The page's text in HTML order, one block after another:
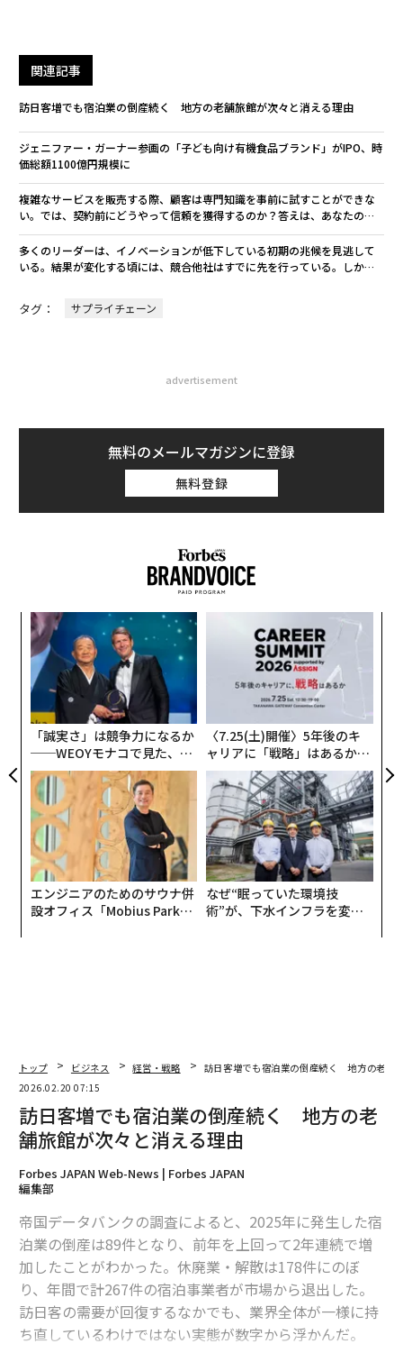
関連記事
訪日客増でも宿泊業の倒産続く 地方の老舗旅館が次々と消える理由
ジェニファー・ガーナー参画の「子ども向け有機食品ブランド」がIPO、時
価総額1100億円規模に
複雑なサービスを販売する際、顧客は専門知識を事前に試すことができな
い。では、契約前にどうやって信頼を獲得するのか？答えは、あなたの思
考プロセスを可視化することだ。その方法を解説する。
多くのリーダーは、イノベーションが低下している初期の兆候を見逃して
いる。結果が変化する頃には、競合他社はすでに先を行っている。しか
タグ： サプライチェーン
advertisement
無料のメールマガジンに登録
無料登録
「誠実さ」は競争力になるか
──WEOYモナコで見た、く
ら寿司の経営哲学
〈7.25(土)開催〉5年後のキ
ャリアに「戦略」はあるか。
トップエグゼクティブのキャ
リアに触れる1日│CAREER S
UMMIT 2026
エンジニアのためのサウナ併
設オフィス「Mobius Park」
なぜ“眠っていた環境技
術”が、下水インフラを変え
トップ ビジネス 経営・戦略
訪日客増でも宿泊業の倒産続く 地方の老舗
2026.02.20 07:15
訪日客増でも宿泊業の倒産続く 地方の老
舗旅館が次々と消える理由
Forbes JAPAN Web-News | Forbes JAPAN
編集部
帝国データバンクの調査によると、2025年に発生した宿
泊業の倒産は89件となり、前年を上回って2年連続で増
加したことがわかった。休廃業・解散は178件にのぼ
り、年間で計267件の宿泊事業者が市場から退出した。
訪日客の需要が回復するなかでも、業界全体が一様に持
ち直しているわけではない実態が数字から浮かんだ。